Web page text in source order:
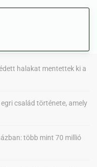
halakat mentettek ki a
család története, amely
több mint 70 millió